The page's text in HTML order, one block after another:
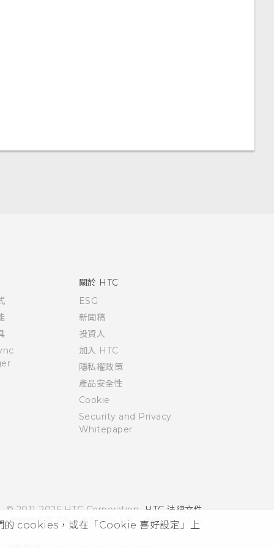
的 cookies，或在「Cookie 喜好設定」上
關於 HTC
ESG
新聞稿
投資人
加入 HTC
隱私權政策
產品安全性
Cookie
Security and Privacy
Whitepaper
© 2011-2026 HTC Corporation
HTC 法律文件
宏達國際電子股份有限公司 | 統一編號16003518